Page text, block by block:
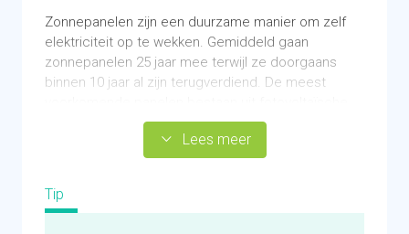
Zonnepanelen zijn een duurzame manier om zelf
elektriciteit op te wekken. Gemiddeld gaan
zonnepanelen 25 jaar mee terwijl ze doorgaans
binnen 10 jaar al zijn terugverdiend. De meest
(PV) cellen, dit noemen we PV-panelen. Deze
worden in de meeste gevallen op daken geplaatst.
Andere alternatieve plekken voor uw dak zijn
verschillende varianten, bijvoorbeeld blauw en mat
Lees meer
Tip